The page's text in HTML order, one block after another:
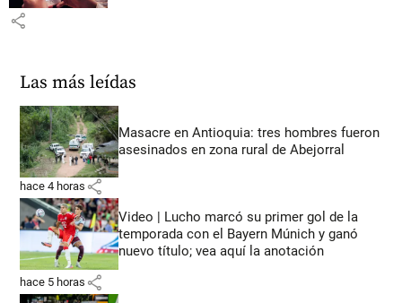
share
Las más leídas
Masacre en Antioquia: tres hombres fueron
asesinados en zona rural de Abejorral
hace 4 horas share
Video | Lucho marcó su primer gol de la
temporada con el Bayern Múnich y ganó
nuevo título; vea aquí la anotación
hace 5 horas share